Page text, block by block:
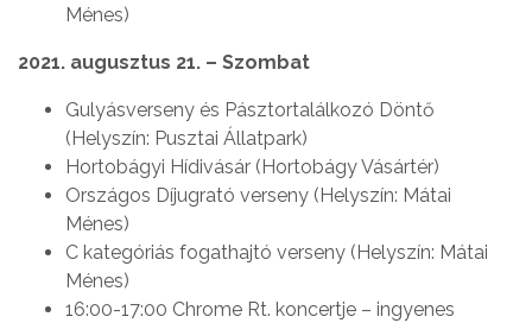
Ménes)
2021. augusztus 21. – Szombat
Gulyásverseny és Pásztortalálkozó Döntő
(Helyszín: Pusztai Állatpark)
Hortobágyi Hídivásár (Hortobágy Vásártér)
Országos Díjugrató verseny (Helyszín: Mátai
Ménes)
C kategóriás fogathajtó verseny (Helyszín: Mátai
Ménes)
16:00-17:00 Chrome Rt. koncertje – ingyenes